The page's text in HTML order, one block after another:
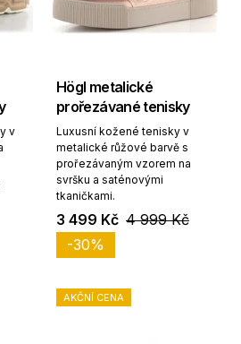
v
Högl metalické
prořezávané tenisky
Luxusní kožené tenisky v
metalické růžové barvě s
prořezávaným vzorem na
svršku a saténovými
tkaničkami.
3 499 Kč 4 999 Kč
-30%
AKČNÍ CENA